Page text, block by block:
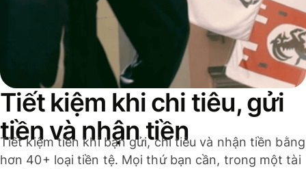
Tiết kiệm khi chi tiêu, gửi
tiền và nhận tiền
Tiết kiệm tiền khi bạn gửi, chi tiêu và nhận tiền bằng
hơn 40+ loại tiền tệ. Mọi thứ bạn cần, trong một tài